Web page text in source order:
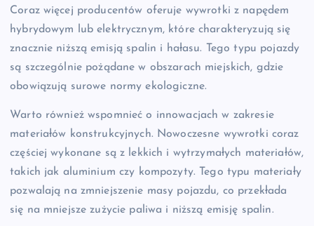
Coraz więcej producentów oferuje wywrotki z napędem
hybrydowym lub elektrycznym, które charakteryzują się
znacznie niższą emisją spalin i hałasu. Tego typu pojazdy
są szczególnie pożądane w obszarach miejskich, gdzie
obowiązują surowe normy ekologiczne.
Warto również wspomnieć o innowacjach w zakresie
materiałów konstrukcyjnych. Nowoczesne wywrotki coraz
częściej wykonane są z lekkich i wytrzymałych materiałów,
takich jak aluminium czy kompozyty. Tego typu materiały
pozwalają na zmniejszenie masy pojazdu, co przekłada
się na mniejsze zużycie paliwa i niższą emisję spalin.